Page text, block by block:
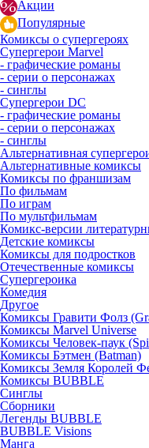
Акции
Популярные
Комиксы о супергероях
Супергерои Marvel
- графические романы
- серии о персонажах
- синглы
Супергерои DC
- графические романы
- серии о персонажах
- синглы
Альтернативная
Альтернативные комиксы
Комиксы по франшизам
По фильмам
По играм
По мультфильмам
Комикс-версии
Детские комиксы
Комиксы для подростков
Отечественные комиксы
Супергероика
Комедия
Другое
Комиксы Гравити Фолз
Комиксы Marvel Universe
Комиксы Человек-паук
Комиксы Бэтмен (Batman)
Комиксы Земля Королей
Комиксы BUBBLE
Синглы
Сборники
Легенды BUBBLE
BUBBLE Visions
Манга